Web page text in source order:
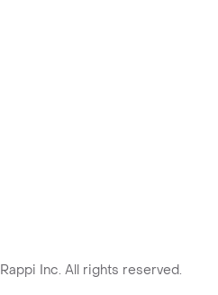
Rappi Inc. All rights reserved.